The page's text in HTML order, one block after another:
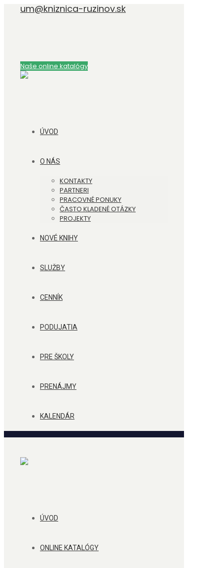
um@kniznica-ruzinov.sk
Naše online katalógy
ÚVOD
O NÁS
KONTAKTY
PARTNERI
PRACOVNÉ PONUKY
ČASTO KLADENÉ OTÁZKY
PROJEKTY
NOVÉ KNIHY
SLUŽBY
CENNÍK
PODUJATIA
PRE ŠKOLY
PRENÁJMY
KALENDÁR
ÚVOD
ONLINE KATALÓGY